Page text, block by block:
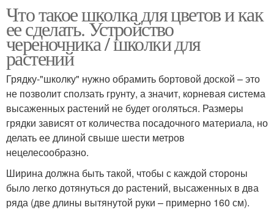
Что такое школка для цветов и как
ее сделать. Устройство
череночника / школки для
растений
Грядку-"школку" нужно обрамить бортовой доской – это
не позволит сползать грунту, а значит, корневая система
высаженных растений не будет оголяться. Размеры
грядки зависят от количества посадочного материала, но
делать ее длиной свыше шести метров
нецелесообразно.
Ширина должна быть такой, чтобы с каждой стороны
было легко дотянуться до растений, высаженных в два
ряда (две длины вытянутой руки – примерно 160 см).